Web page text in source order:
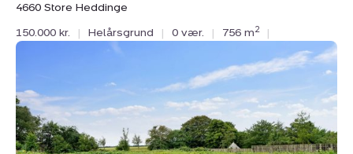
4660 Store Heddinge
150.000 kr.
| Helårsgrund | 0 vær. | 756 m2 |
Holtug
Linievej
18B,
4660
Store